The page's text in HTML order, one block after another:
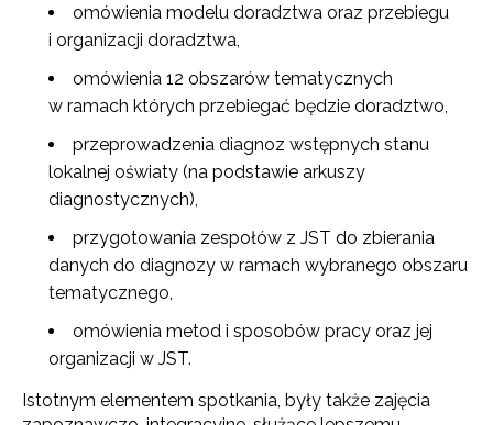
omówienia modelu doradztwa oraz przebiegu
i organizacji doradztwa,
omówienia 12 obszarów tematycznych
w ramach których przebiegać będzie doradztwo,
przeprowadzenia diagnoz wstępnych stanu
lokalnej oświaty (na podstawie arkuszy
diagnostycznych),
przygotowania zespołów z JST do zbierania
danych do diagnozy w ramach wybranego obszaru
tematycznego,
omówienia metod i sposobów pracy oraz jej
organizacji w JST.
Istotnym elementem spotkania, były także zajęcia